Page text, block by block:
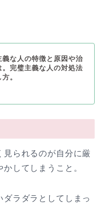
義な人の特徴と原因や治
。完璧主義な人の対処法
。
られるのが自分に厳
してしまうこと。
ラダラとしてしまっ